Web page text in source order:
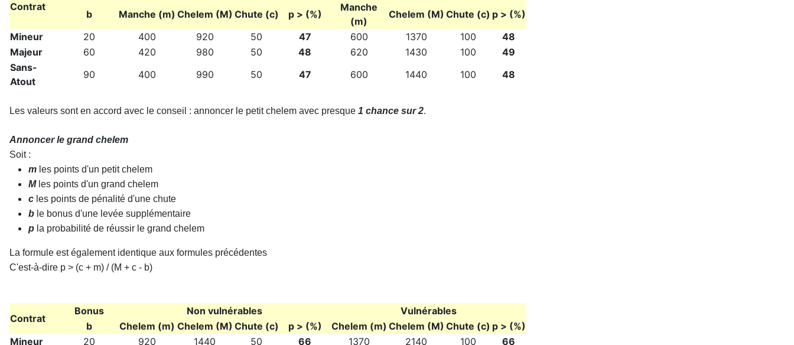
Contrat
b
Manche (m) Chelem (M) Chute (c) p > (%)
Manche
(m)
Chelem (M) Chute (c) p > (%)
Mineur
20 400 920 50 47 600 1370 100
48
Majeur
60 420 980 50 48 620 1430 100
49
Sans-
Atout
90 400 990 50 47 600 1440 100 48
Les valeurs sont en accord avec le conseil : annoncer le petit chelem avec presque 1 chance sur 2.
Annoncer le grand chelem
Soit :
m les points d'un petit chelem
Mles points d'un grand chelem
c les points de pénalité d'une chute
b le bonus d'une levée supplémentaire
p la probabilité de réussir le grand chelem
La formule est également identique aux formules précédentes
C'est-à-dire p > (c + m) / (M + c - b)
Contrat
Bonus Non vulnérables
Vulnérables
b
Chelem (m) Chelem (M) Chute (c) p > (%) Chelem (m) Chelem (M) Chute (c) p > (%)
Mineur
20 920 1440 50 66 1370 2140 100 66